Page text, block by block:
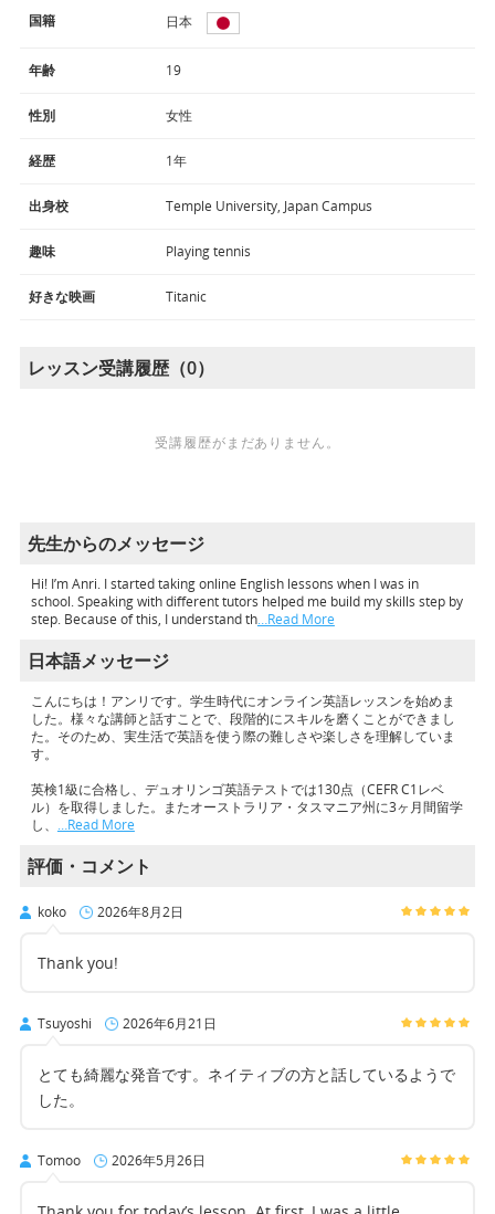
国籍 日本
年齢 19
性別 女性
経歴 1年
出身校 Temple University, Japan Campus
趣味 Playing tennis
好きな映画 Titanic
レッスン受講履歴（0）
受講履歴がまだありません。
先生からのメッセージ
Hi! I’m Anri. I started taking online English lessons when I was in
school. Speaking with different tutors helped me build my skills step by
step. Because of this, I understand th…Read More
日本語メッセージ
こんにちは！アンリです。学生時代にオンライン英語レッスンを始めま
した。様々な講師と話すことで、段階的にスキルを磨くことができまし
た。そのため、実生活で英語を使う際の難しさや楽しさを理解していま
す。
英検1級に合格し、デュオリンゴ英語テストでは130点（CEFR C1レベ
ル）を取得しました。またオーストラリア・タスマニア州に3ヶ月間留学
し、 …Read More
評価・コメント
koko 2026年8月2日
Thank you!
Tsuyoshi 2026年6月21日
とても綺麗な発音です。ネイティブの方と話しているようで
した。
Tomoo 2026年5月26日